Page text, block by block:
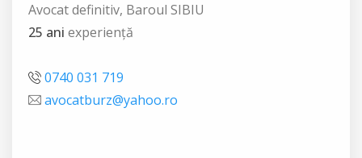
Avocat definitiv, Baroul SIBIU
25 ani experiență
0740 031 719
avocatburz@yahoo.ro